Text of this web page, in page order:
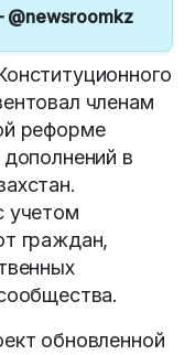
@newsroomkz
членам
реформе
в
учетом
граждан,
обновленной